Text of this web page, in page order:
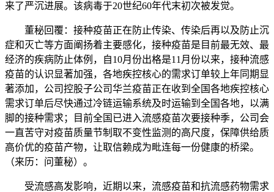
来了严沉进展。该病毒于20世纪60年代末初次被发觉。
董秘回覆：接种疫苗正在防止传染、传染后再以及防止沉
症和灭亡等方面阐扬着主要感化，接种疫苗是目前最无效、最
经济的疾病防止体例，自10月份出格是11月份以来，接种流感
疫苗的认识显著加强，各地疾控核心的需求订单较上年同期显
著添加，公司控股子公司华兰疫苗正在收到全国各地疾控核心
需求订单后尽快通过冷链运输系统及时运输到全国各地，以满
脚的接种需求；目前全国已进入流感疫苗次要接种季，公司会
一直苦守对疫苗质量节制取不变性监测的高尺度，保障供给质
高价优的疫苗产物，让取信赖成为毗连每一份健康的桥梁。
（来历：问董秘）。
受流感高发影响，近期以来，流感疫苗和抗流感药物需求